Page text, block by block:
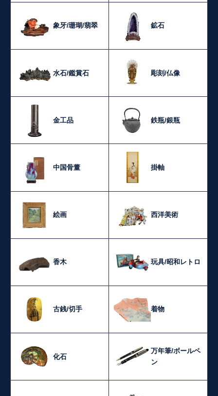
象牙/珊瑚/翡翠 鉱石
水石/鑑賞石 彫刻/仏像
金工品 鉄瓶/銀瓶
中国骨董 掛軸
絵画 西洋美術
香木 玩具/昭和レトロ
古銭/切手 着物
化石
万年筆/ボールペ
ン